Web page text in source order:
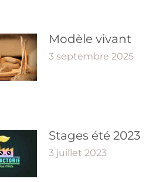
Modèle vivant
3 septembre 2025
Stages été 2023
3 juillet 2023